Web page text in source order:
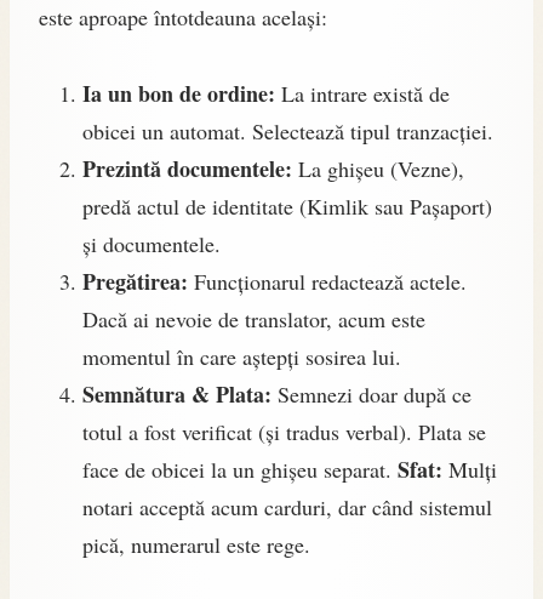
este aproape întotdeauna același:
Ia un bon de ordine: La intrare există de
obicei un automat. Selectează tipul tranzacției.
Prezintă documentele: La ghișeu (Vezne),
predă actul de identitate (Kimlik sau Pașaport)
și documentele.
Pregătirea: Funcționarul redactează actele.
Dacă ai nevoie de translator, acum este
momentul în care aștepți sosirea lui.
Semnătura & Plata: Semnezi doar după ce
totul a fost verificat (și tradus verbal). Plata se
face de obicei la un ghișeu separat. Sfat: Mulți
notari acceptă acum carduri, dar când sistemul
pică, numerarul este rege.